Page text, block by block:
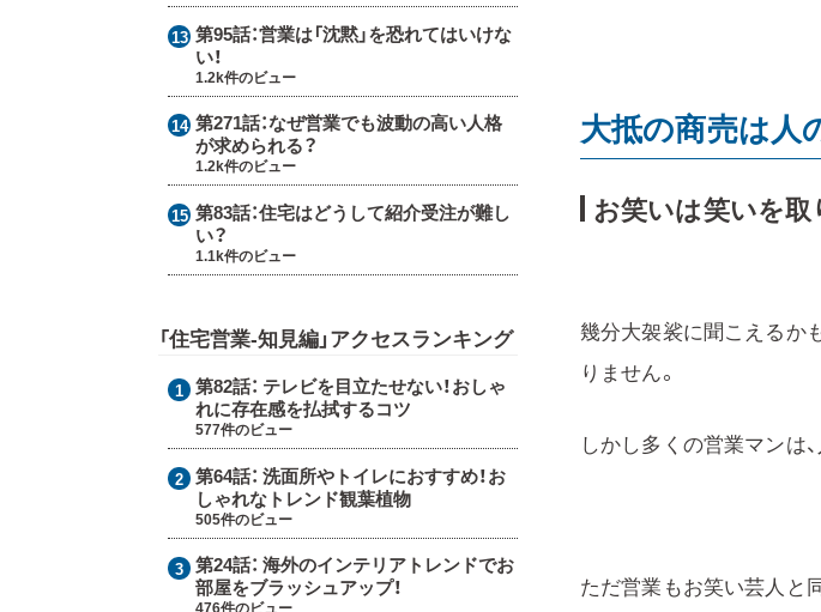
大抵の商売は人
お笑いは笑いを
幾分大袈裟に聞こえるか
りません。
しかし多くの営業マンは
ただ営業もお笑い芸人と
第95話：営業は「沈黙」を恐れてはいけな
い！
1.2k件のビュー
第271話：なぜ営業でも波動の高い人格
が求められる？
1.2k件のビュー
第83話：住宅はどうして紹介受注が難し
い？
1.1k件のビュー
「住宅営業-知見編」アクセスランキング
第82話： テレビを目立たせない！おしゃ
れに存在感を払拭するコツ
577件のビュー
第64話： 洗面所やトイレにおすすめ！お
しゃれなトレンド観葉植物
505件のビュー
第24話： 海外のインテリアトレンドでお
部屋をブラッシュアップ！